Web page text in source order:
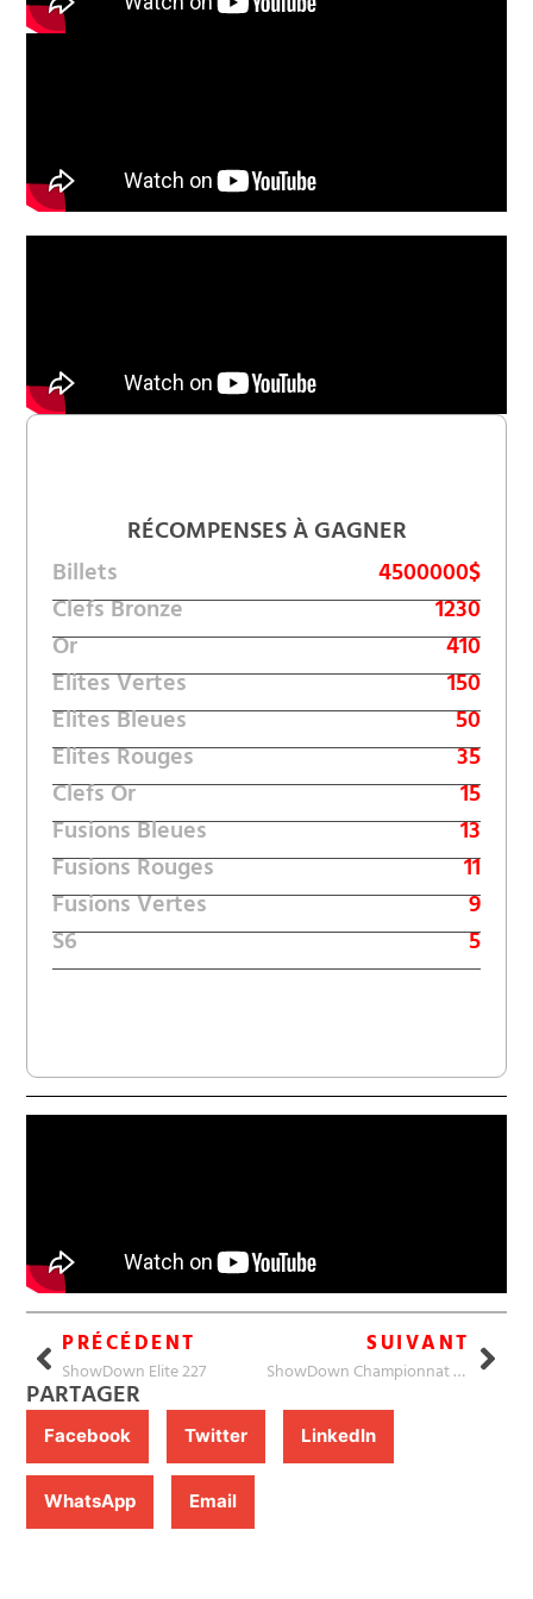
RÉCOMPENSES À GAGNER
Billets
4500000$
Clefs Bronze
1230
Or
410
Elites Vertes
150
Elites Bleues
50
Elites Rouges
35
Clefs Or
15
Fusions Bleues
13
Fusions Rouges
11
Fusions Vertes
9
S6
5
PRÉCÉDENT
ShowDown Elite 227
SUIVANT
ShowDown Championnat 227
PARTAGER
Facebook Twitter LinkedIn
WhatsApp Email